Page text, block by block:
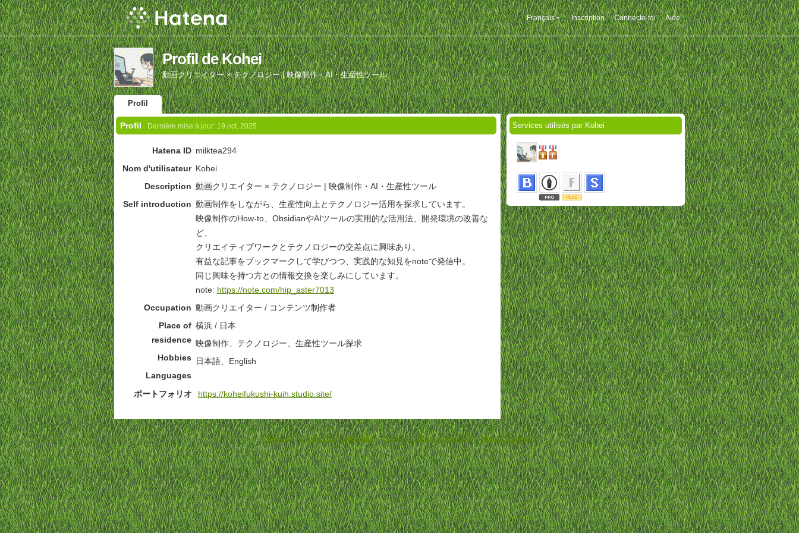
Français Inscription Connecte-toi Aide
Profil de Kohei
動画クリエイター × テクノロジー | 映像制作・AI・生産性ツール
Profil
Profil Dernière mise à jour: 19 oct. 2025
Hatena ID milktea294
Nom d'utilisateur Kohei
Description 動画クリエイター × テクノロジー | 映像制作・AI・生産性ツール
Self introduction 動画制作をしながら、生産性向上とテクノロジー活用を探求しています。
映像制作のHow-to、ObsidianやAIツールの実用的な活用法、開発環境の改善な
ど、
クリエイティブワークとテクノロジーの交差点に興味あり。
有益な記事をブックマークして学びつつ、実践的な知見をnoteで発信中。
同じ興味を持つ方との情報交換を楽しみにしています。
note: https://note.com/hip_aster7013
Occupation 動画クリエイター / コンテンツ制作者
Place of
residence
横浜 / 日本
Hobbies
映像制作、テクノロジー、生産性ツール探求
Languages
日本語、English
ポートフォリオ https://koheifukushi-kuih.studio.site/
Services utilisés par Kohei
Accueil-Conditions d'utilisation-Politique de confidentialité-Nous contacter